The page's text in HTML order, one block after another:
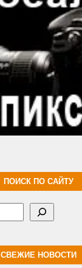
ПОИСК ПО САЙТУ
СВЕЖИЕ НОВОСТИ